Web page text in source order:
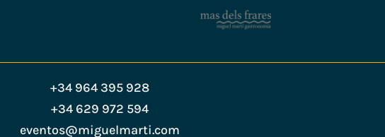
+34 964 395 928
+34 629 972 594
eventos@miguelmarti.com